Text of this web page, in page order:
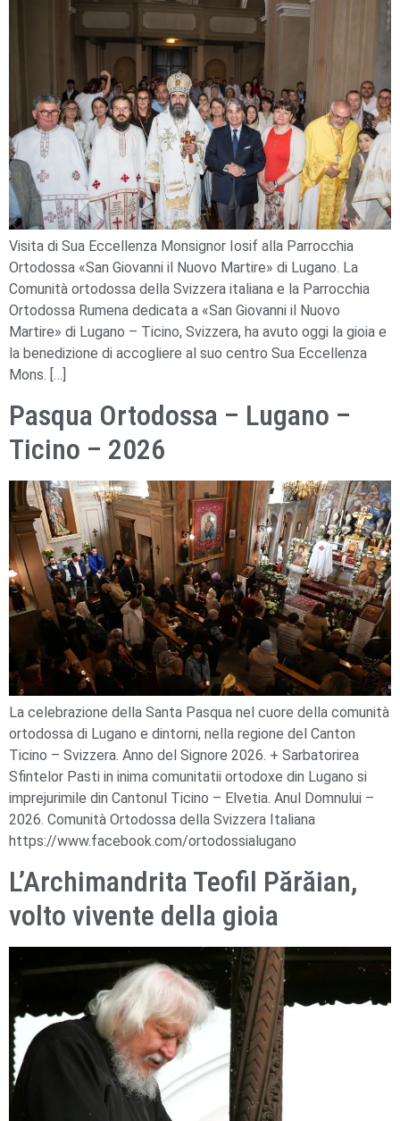
Visita di Sua Eccellenza Monsignor Iosif alla Parrocchia
Ortodossa «San Giovanni il Nuovo Martire» di Lugano. La
Comunità ortodossa della Svizzera italiana e la Parrocchia
Ortodossa Rumena dedicata a «San Giovanni il Nuovo
Martire» di Lugano – Ticino, Svizzera, ha avuto oggi la gioia e
la benedizione di accogliere al suo centro Sua Eccellenza
Mons. […]
Pasqua Ortodossa – Lugano –
Ticino – 2026
La celebrazione della Santa Pasqua nel cuore della comunità
ortodossa di Lugano e dintorni, nella regione del Canton
Ticino – Svizzera. Anno del Signore 2026. + Sarbatorirea
Sfintelor Pasti in inima comunitatii ortodoxe din Lugano si
imprejurimile din Cantonul Ticino – Elvetia. Anul Domnului –
2026. Comunità Ortodossa della Svizzera Italiana
https://www.facebook.com/ortodossialugano
L’Archimandrita Teofil Părăian,
volto vivente della gioia